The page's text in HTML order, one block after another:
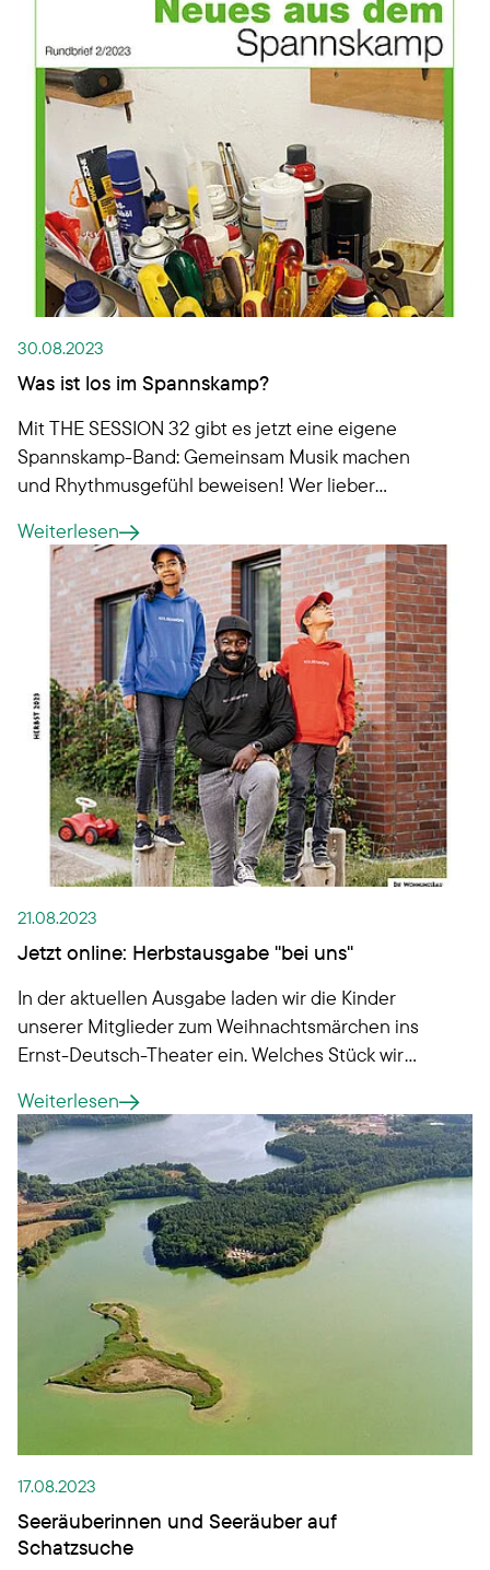
30.08.2023
Was ist los im Spannskamp?
Mit THE SESSION 32 gibt es jetzt eine eigene
Spannskamp-Band: Gemeinsam Musik machen
und Rhythmusgefühl beweisen! Wer lieber
Werkstatt unterstützen: Machen Sie mit?
Infoveranstaltung im September.
Weiterlesen
21.08.2023
Jetzt online: Herbstausgabe "bei uns"
In der aktuellen Ausgabe laden wir die Kinder
unserer Mitglieder zum Weihnachtsmärchen ins
Ernst-Deutsch-Theater ein. Welches Stück wir
Weiterlesen
17.08.2023
Seeräuberinnen und Seeräuber auf
Schatzsuche